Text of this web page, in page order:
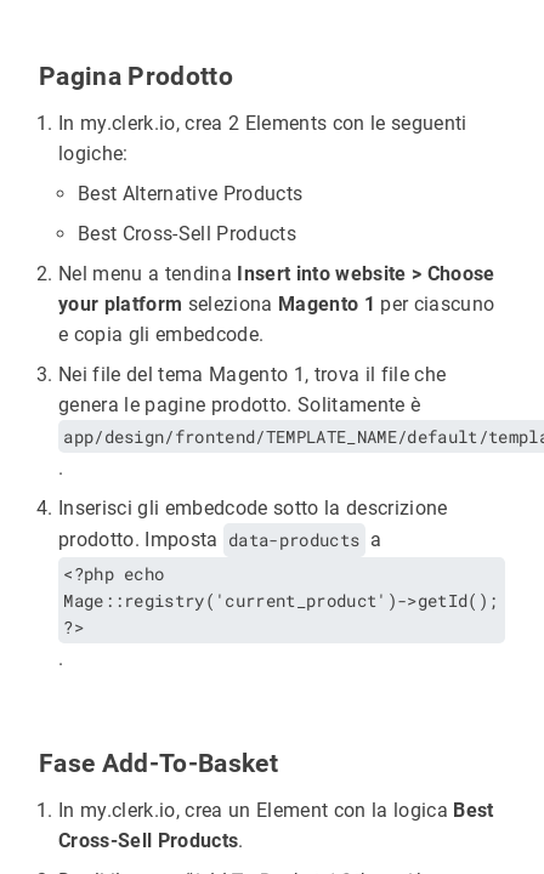
Pagina Prodotto
In my.clerk.io, crea 2 Elements con le seguenti
logiche:
Best Alternative Products
Best Cross-Sell Products
Nel menu a tendina Insert into website > Choose
your platform seleziona Magento 1 per ciascuno
e copia gli embedcode.
Nei file del tema Magento 1, trova il file che
genera le pagine prodotto. Solitamente è
app/design/frontend/TEMPLATE_NAME/default/
.
Inserisci gli embedcode sotto la descrizione
prodotto. Imposta data-products a
<?php echo
Mage::registry('current_product')->getId();
?>
.
Fase Add-To-Basket
In my.clerk.io, crea un Element con la logica Best
Cross-Sell Products.